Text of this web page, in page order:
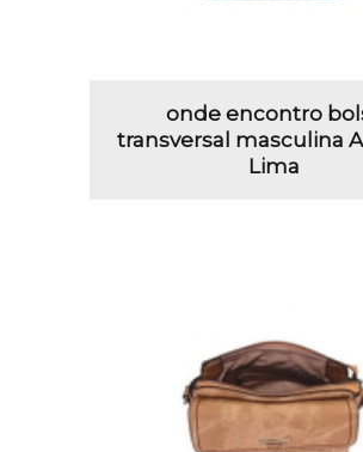
onde encontro
transversal masculina
Lima